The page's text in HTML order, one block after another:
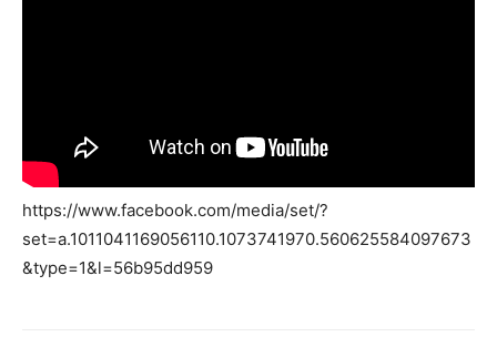
https://www.facebook.com/media/set/?
set=a.1011041169056110.1073741970.560625584097673
&type=1&l=56b95dd959